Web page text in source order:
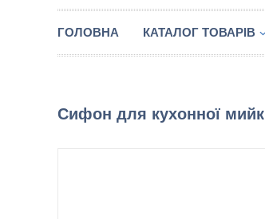
ГОЛОВНА КАТАЛОГ ТОВАРIВ
Сифон для кухонної